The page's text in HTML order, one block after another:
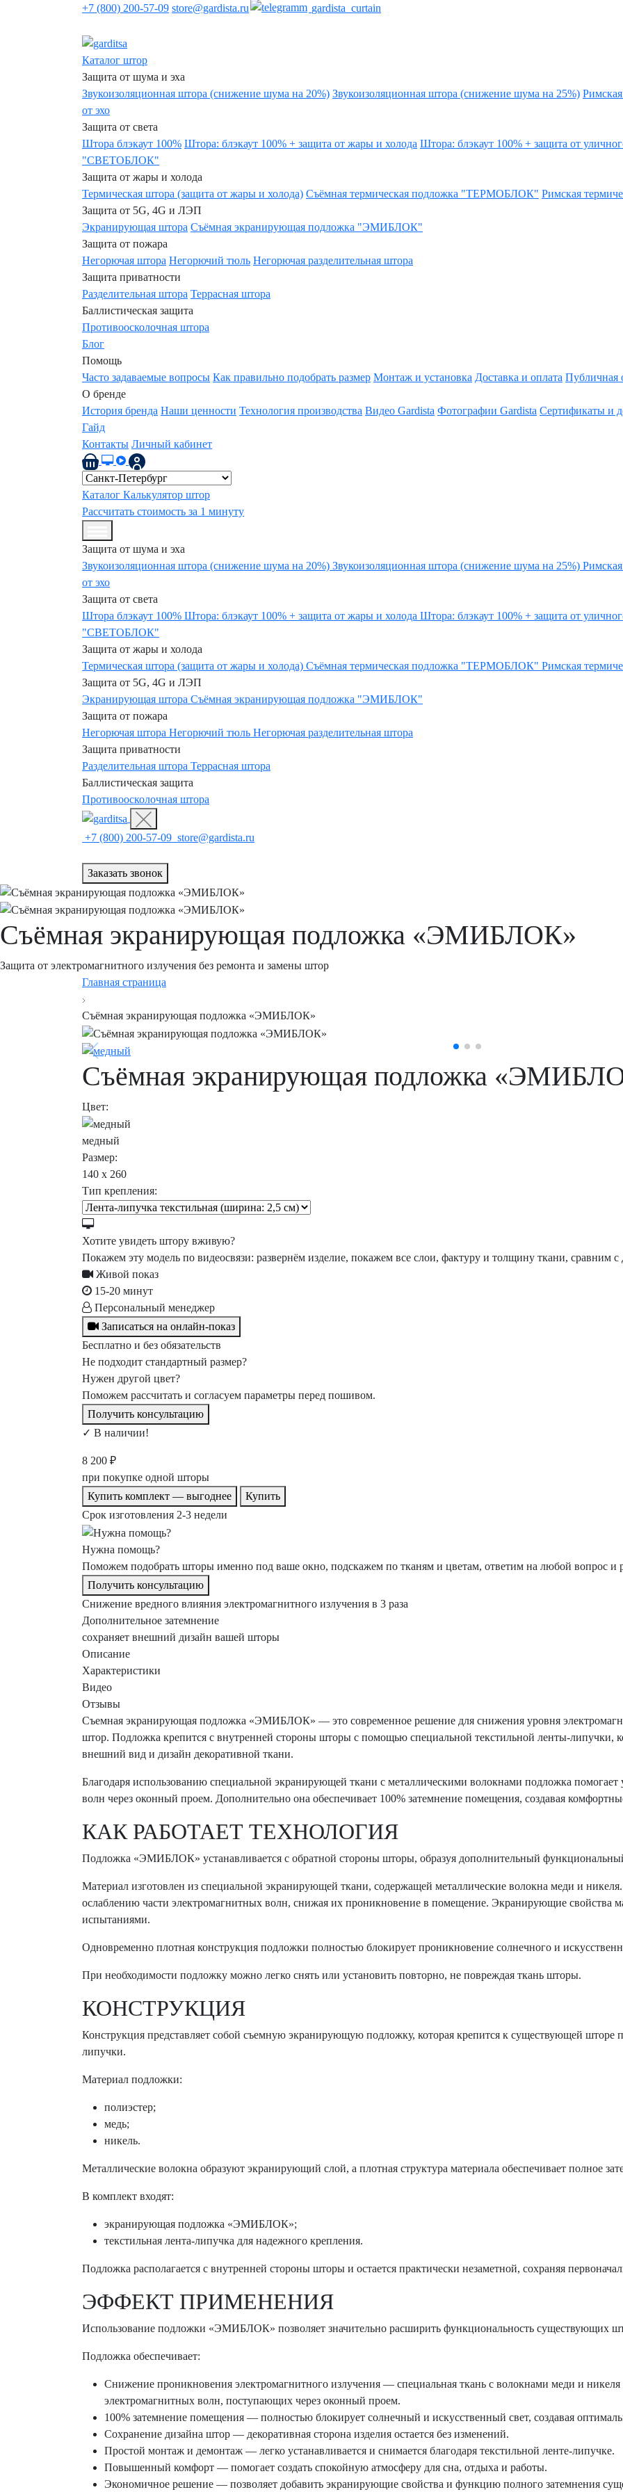
+7 (800) 200-57-09 store@gardista.ru
gardista_curtain
Каталог штор
Защита от шума и эха
Звукоизоляционная штора (снижение шума на 20%) Звукоизоляционная штора (снижение шума на 25%)
от эхо
Защита от света
Штора блэкаут 100% Штора: блэкаут 100% + защита от жары и холода Штора: блэкаут 100% + защита от
"СВЕТОБЛОК"
Защита от жары и холода
Термическая штора (защита от жары и холода) Съёмная термическая подложка "ТЕРМОБЛОК" Римская
Защита от 5G, 4G и ЛЭП
Экранирующая штора Съёмная экранирующая подложка "ЭМИБЛОК"
Защита от пожара
Негорючая штора Негорючий тюль Негорючая разделительная штора
Защита приватности
Разделительная штора Террасная штора
Баллистическая защита
Противоосколочная штора
Блог
Помощь
Часто задаваемые вопросы Как правильно подобрать размер Монтаж и установка Доставка и оплата Публичная
О бренде
История бренда Наши ценности Технология производства Видео Gardista Фотографии Gardista Сертификаты и
Гайд
Контакты Личный кабинет
Каталог Калькулятор штор
Рассчитать стоимость за 1 минуту
Защита от шума и эха
Звукоизоляционная штора (снижение шума на 20%) Звукоизоляционная штора (снижение шума на 25%)
от эхо
Защита от света
Штора блэкаут 100% Штора: блэкаут 100% + защита от жары и холода Штора: блэкаут 100% + защита от
"СВЕТОБЛОК"
Защита от жары и холода
Термическая штора (защита от жары и холода) Съёмная термическая подложка "ТЕРМОБЛОК" Римская
Защита от 5G, 4G и ЛЭП
Экранирующая штора Съёмная экранирующая подложка "ЭМИБЛОК"
Защита от пожара
Негорючая штора Негорючий тюль Негорючая разделительная штора
Защита приватности
Разделительная штора Террасная штора
Баллистическая защита
Противоосколочная штора
+7 (800) 200-57-09 store@gardista.ru
Заказать звонок
Съёмная экранирующая подложка «ЭМИБЛОК»
Защита от электромагнитного излучения без ремонта и замены штор
Главная страница
Съёмная экранирующая подложка «ЭМИБЛОК»
Съёмная экранирующая подложка
Цвет:
медный
Размер:
140 x 260
Тип крепления:
Хотите увидеть штору вживую?
Покажем эту модель по видеосвязи: развернём изделие, покажем все слои, фактуру и толщину ткани, сравним
Живой показ
15-20 минут
Персональный менеджер
Записаться на онлайн-показ
Бесплатно и без обязательств
Не подходит стандартный размер?
Нужен другой цвет?
Поможем рассчитать и согласуем параметры перед пошивом.
Получить консультацию
✓ В наличии!
8 200 ₽
при покупке одной шторы
Купить комплект — выгоднее
Купить
Срок изготовления 2-3 недели
Нужна помощь?
Поможем подобрать шторы именно под ваше окно, подскажем по тканям и цветам, ответим на любой вопрос и
Получить консультацию
Снижение вредного влияния электромагнитного излучения в 3 раза
Дополнительное затемнение
сохраняет внешний дизайн вашей шторы
Описание
Характеристики
Видео
Отзывы
Съемная экранирующая подложка «ЭМИБЛОК» — это современное решение для снижения уровня
штор. Подложка крепится с внутренней стороны шторы с помощью специальной текстильной ленты-липучки,
внешний вид и дизайн декоративной ткани.
Благодаря использованию специальной экранирующей ткани с металлическими волокнами подложка
волн через оконный проем. Дополнительно она обеспечивает 100% затемнение помещения, создавая
КАК РАБОТАЕТ ТЕХНОЛОГИЯ
Подложка «ЭМИБЛОК» устанавливается с обратной стороны шторы, образуя дополнительный
Материал изготовлен из специальной экранирующей ткани, содержащей металлические волокна меди и
ослаблению части электромагнитных волн, снижая их проникновение в помещение. Экранирующие свойства
испытаниями.
Одновременно плотная конструкция подложки полностью блокирует проникновение солнечного и
При необходимости подложку можно легко снять или установить повторно, не повреждая ткань шторы.
КОНСТРУКЦИЯ
Конструкция представляет собой съемную экранирующую подложку, которая крепится к существующей
липучки.
Материал подложки:
полиэстер;
медь;
никель.
Металлические волокна образуют экранирующий слой, а плотная структура материала обеспечивает полное
В комплект входят:
экранирующая подложка «ЭМИБЛОК»;
текстильная лента-липучка для надежного крепления.
Подложка располагается с внутренней стороны шторы и остается практически незаметной, сохраняя
ЭФФЕКТ ПРИМЕНЕНИЯ
Использование подложки «ЭМИБЛОК» позволяет значительно расширить функциональность существующих
Подложка обеспечивает:
Снижение проникновения электромагнитного излучения — специальная ткань с волокнами меди и никеля
электромагнитных волн, поступающих через оконный проем.
100% затемнение помещения — полностью блокирует солнечный и искусственный свет, создавая
Сохранение дизайна штор — декоративная сторона изделия остается без изменений.
Простой монтаж и демонтаж — легко устанавливается и снимается благодаря текстильной ленте-липучке.
Повышенный комфорт — помогает создать спокойную атмосферу для сна, отдыха и работы.
Экономичное решение — позволяет добавить экранирующие свойства и функцию полного затемнения